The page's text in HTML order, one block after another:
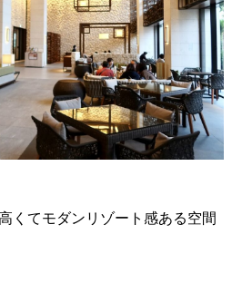
くてモダンリゾート感ある空間